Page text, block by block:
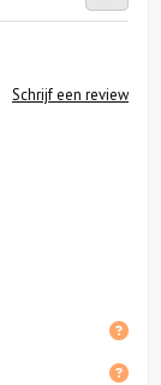
Schrijf een review